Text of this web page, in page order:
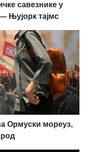
савезнике у
Њујорк тајмс
Ормуски мореуз,